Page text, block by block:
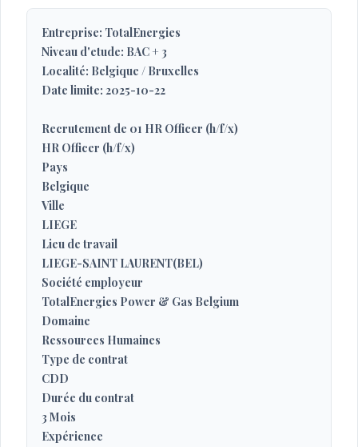
Entreprise: TotalEnergies
Niveau d'etude: BAC + 3
Localité: Belgique / Bruxelles
Date limite: 2025-10-22
Recrutement de 01 HR Officer (h/f/x)
HR Officer (h/f/x)
Pays
Belgique
Ville
LIEGE
Lieu de travail
LIEGE-SAINT LAURENT(BEL)
Société employeur
TotalEnergies Power & Gas Belgium
Domaine
Ressources Humaines
Type de contrat
CDD
Durée du contrat
3 Mois
Expérience